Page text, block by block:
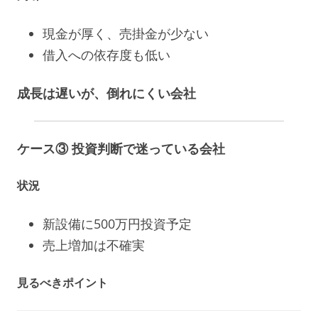
現金が厚く、売掛金が少ない
借入への依存度も低い
成長は遅いが、倒れにくい会社
ケース③ 投資判断で迷っている会社
状況
新設備に500万円投資予定
売上増加は不確実
見るべきポイント